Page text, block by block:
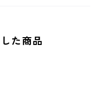
た商品